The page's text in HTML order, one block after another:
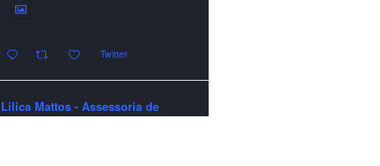
Twitter
Lilica Mattos - Assessoria de